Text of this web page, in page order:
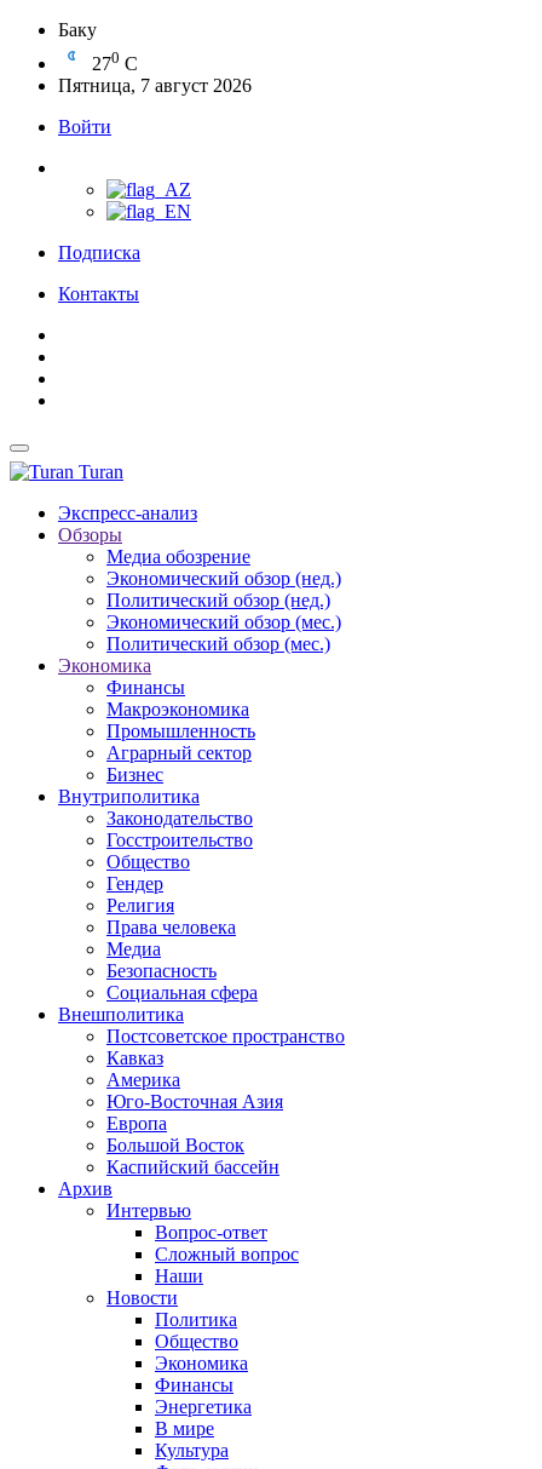
Баку
270 C
Пятница, 7 август 2026
Войти
Подписка
Контакты
Turan
Экспресс-анализ
Обзоры
Медиа обозрение
Экономический обзор (нед.)
Политический обзор (нед.)
Экономический обзор (мес.)
Политический обзор (мес.)
Экономика
Финансы
Макроэкономика
Промышленность
Аграрный сектор
Бизнес
Внутриполитика
Законодательство
Госстроительство
Общество
Гендер
Религия
Права человека
Медиа
Безопасность
Социальная сфера
Внешполитика
Постсоветское пространство
Кавказ
Америка
Юго-Восточная Азия
Европа
Большой Восток
Каспийский бассейн
Архив
Интервью
Вопрос-ответ
Сложный вопрос
Наши
Новости
Политика
Общество
Экономика
Финансы
Энергетика
В мире
Культура